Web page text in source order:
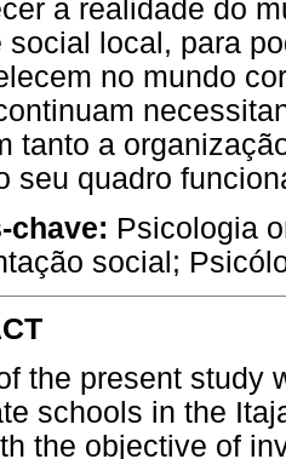
a realidade do
social local, para
no mundo
tanto a
seu quadro
chave: Psicologia
social;
the present study
schools in the
the objective of